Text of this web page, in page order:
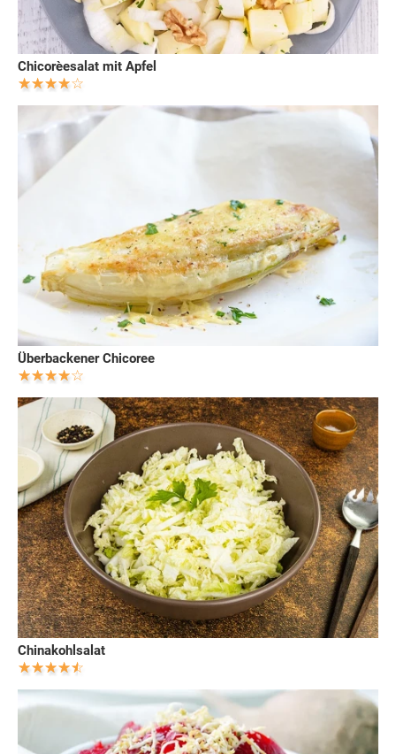
Chicorèesalat mit Apfel
Überbackener Chicoree
Chinakohlsalat